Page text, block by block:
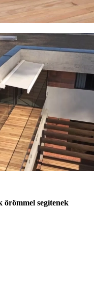
örömmel segítenek